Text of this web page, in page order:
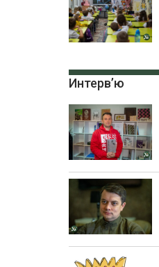
Интерв’ю